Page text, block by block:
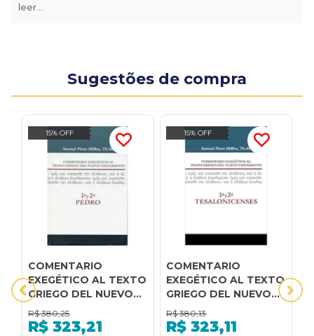
leer...
Sugestões de compra
15% OFF
COMENTARIO
EXEGÉTICO AL TEXTO
GRIEGO DEL NUEVO
TESTAMENTO - 1 Y 2
PEDRO
R$ 380,25
R$ 323,21
15% OFF
COMENTARIO
EXEGÉTICO AL TEXTO
GRIEGO DEL NUEVO
TESTAMENTO - 1 Y 2
TESALONICENSES
R$ 380,13
R$ 323,11